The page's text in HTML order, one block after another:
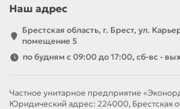
Наш адрес
Брестская область, г. Брест, ул.
помещение 5
по будням с 09:00 до 17:00, сб-вс -
Частное унитарное предприятие
Юридический адрес: 224000, Брестская